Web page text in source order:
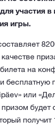
участия
игры.
на
бесплатную
или
будет
получит